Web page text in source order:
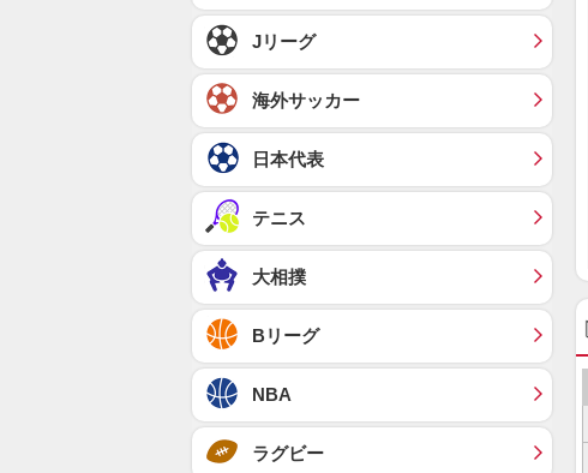
Jリーグ
海外サッカー
日本代表
テニス
大相撲
Bリーグ
NBA
ラグビー